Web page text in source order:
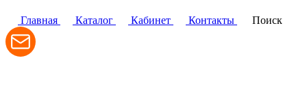
Главная
Каталог Кабинет Контакты Поиск